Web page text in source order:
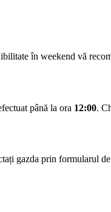
în weekend vă
până la ora 12:00.
gazda prin formularul